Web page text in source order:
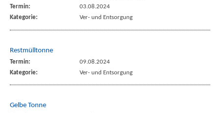
Termin:
03.08.2024
Kategorie:
Ver- und Entsorgung
Restmülltonne
Termin:
09.08.2024
Kategorie:
Ver- und Entsorgung
Gelbe Tonne